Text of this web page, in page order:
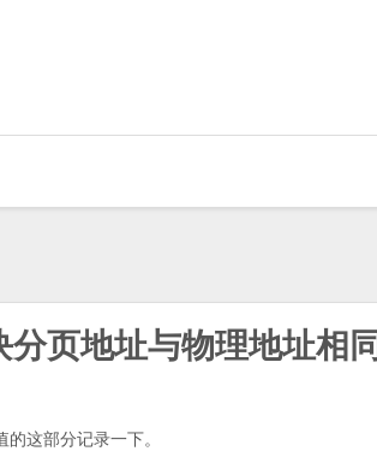
页地址与物理地址相
这部分记录一下。